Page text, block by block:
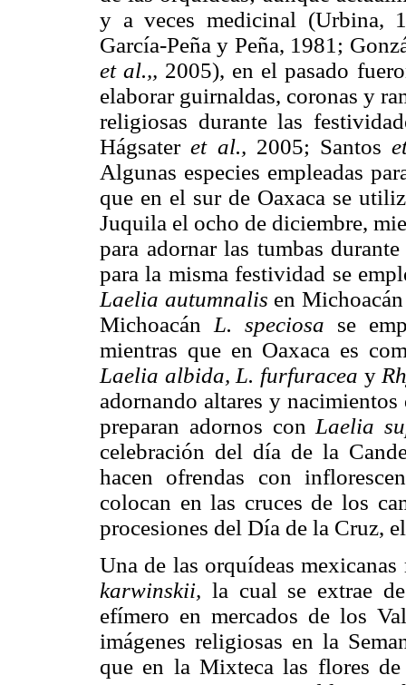
y a veces medicinal (Urbina,
García-Peña y Peña, 1981;
et al.,, 2005), en el pasado
elaborar guirnaldas, coronas y
religiosas durante las
Hágsateret al., 2005; Santos
Algunas especies empleadas
que en el sur de Oaxaca se
Juquila el ocho de diciembre,
para adornar las tumbas
para la misma festividad se
Laelia autumnalis en
Michoacán L. speciosa se
mientras que en Oaxaca es
Laelia albida, L. furfuracea y
adornando altares y
preparan adornos con Laelia
celebración del día de la
hacen ofrendas con
colocan en las cruces de los
procesiones del Día de la Cruz,
Una de las orquídeas
karwinskii, la cual se extrae
efímero en mercados de los
imágenes religiosas en la
que en la Mixteca las flores de